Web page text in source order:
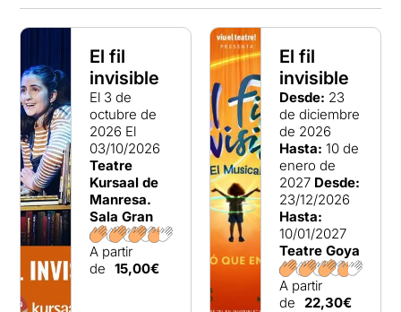
El fil
invisible
El 3 de
octubre de
2026 El
03/10/2026
Teatre
Kursaal de
Manresa.
Sala Gran
A partir
de 15,00€
El fil
invisible
Desde: 23
de diciembre
de 2026
Hasta: 10 de
enero de
2027 Desde:
23/12/2026
Hasta:
10/01/2027
Teatre Goya
A partir
de
22,30€